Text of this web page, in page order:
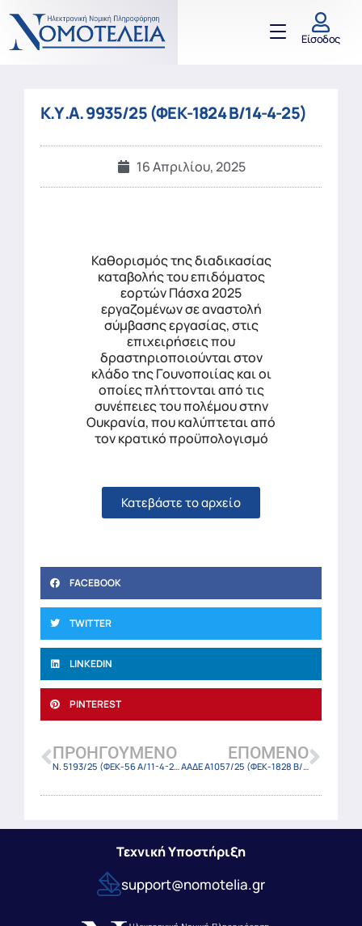
Είσοδος
Κ.Υ.Α. 9935/25 (ΦΕΚ-1824 Β/14-4-25)
16 Απριλίου, 2025
Καθορισμός της διαδικασίας
καταβολής του επιδόματος
εορτών Πάσχα 2025
εργαζομένων σε αναστολή
σύμβασης εργασίας, στις
επιχειρήσεις που
δραστηριοποιούνται στον
κλάδο της Γουνοποιίας και οι
οποίες πλήττονται από τις
συνέπειες του πολέμου στην
Ουκρανία, που καλύπτεται από
τον κρατικό προϋπολογισμό
Κατεβάστε το αρχείο
FACEBOOK
TWITTER
LINKEDIN
PINTEREST
ΠΡΟΗΓΟΎΜΕΝΟ
Ν. 5193/25 (ΦΕΚ-56 Α/11-4-25)
ΕΠΌΜΕΝΟ
ΑΑΔΕ Α1057/25 (ΦΕΚ-1828 Β/14-4-25)
Τεχνική Υποστήριξη
support@nomotelia.gr